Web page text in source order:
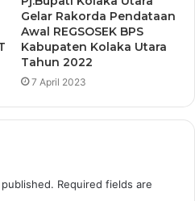
Gelar Rakorda Pendataan
Awal REGSOSEK BPS
Kabupaten Kolaka Utara
Tahun 2022
7 April 2023
Required fields are